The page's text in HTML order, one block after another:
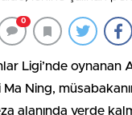
0
Ligi’nde oynanan
Ma Ning,
alanında yerde